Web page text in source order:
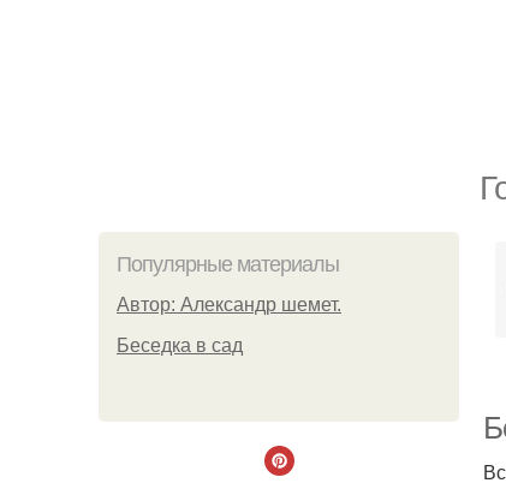
Популярные материалы
Автор: Александр шемет.
Беседка в сад